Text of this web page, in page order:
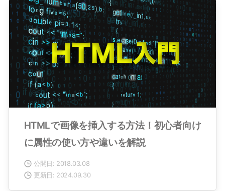
HTMLで画像を挿入する方法！初心者向け
に属性の使い方や違いを解説
公開日: 2018.03.08
更新日: 2024.09.30